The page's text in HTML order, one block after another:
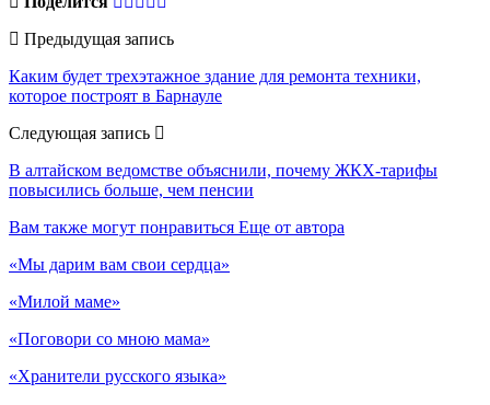
Предыдущая запись
Каким будет трехэтажное здание для ремонта техники,
которое построят в Барнауле
Следующая запись
В алтайском ведомстве объяснили, почему ЖКХ-тарифы
повысились больше, чем пенсии
Вам также могут понравиться Еще от автора
«Мы дарим вам свои сердца»
«Милой маме»
«Поговори со мною мама»
«Хранители русского языка»